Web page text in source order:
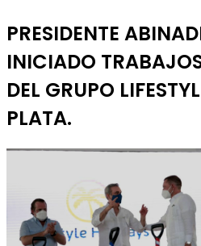
PRESIDENTE
INICIADO
DEL GRUPO
PLATA.